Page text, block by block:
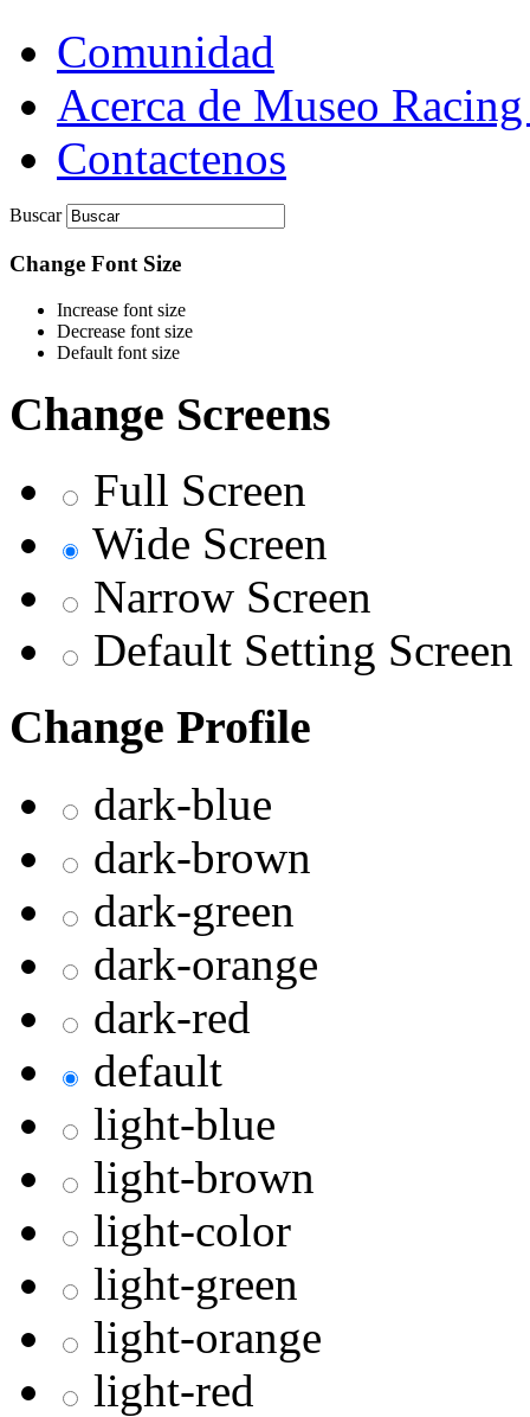
Comunidad
Acerca de Museo
Contactenos
Buscar
Change Font Size
Increase font size
Decrease font size
Default font size
Change Screens
Full Screen
Wide Screen
Narrow Screen
Default Setting Screen
Change Profile
dark-blue
dark-brown
dark-green
dark-orange
dark-red
default
light-blue
light-brown
light-color
light-green
light-orange
light-red